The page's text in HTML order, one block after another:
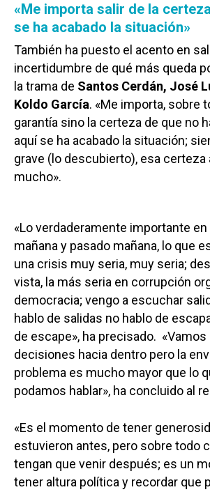
«Me importa salir de la
se ha acabado la situación»
También ha puesto el acento en
incertidumbre de qué más queda
la trama de Santos Cerdán, José
Koldo García. «Me importa, sobre
garantía sino la certeza de que no
aquí se ha acabado la situación;
grave (lo descubierto), esa certeza
mucho».
«Lo verdaderamente importante en
mañana y pasado mañana, lo que
una crisis muy seria, muy seria;
vista, la más seria en corrupción
democracia; vengo a escuchar
hablo de salidas no hablo de
de escape», ha precisado. «Vamos
decisiones hacia dentro pero la
problema es mucho mayor que lo
podamos hablar», ha concluido al
«Es el momento de tener
estuvieron antes, pero sobre todo
tengan que venir después; es un
tener altura política y recordar que